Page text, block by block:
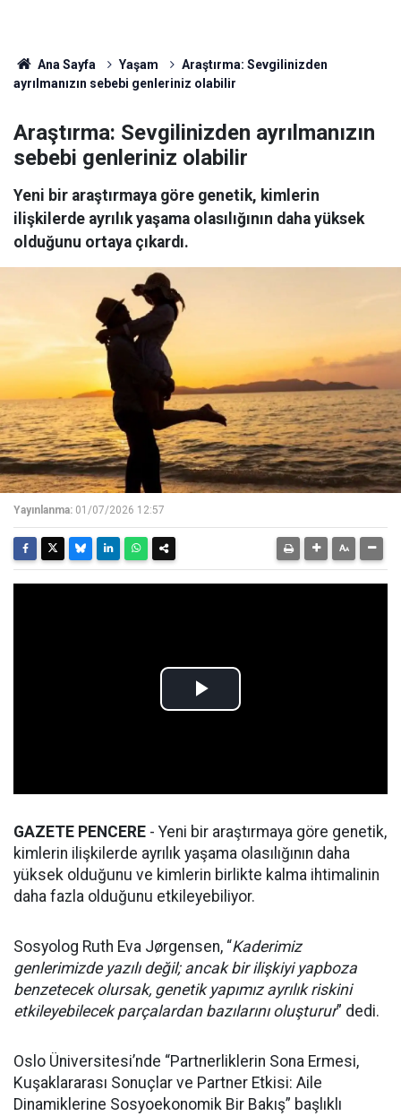
Ana Sayfa Yaşam
Araştırma: Sevgilinizden
ayrılmanızın sebebi genleriniz olabilir
Araştırma: Sevgilinizden ayrılmanızın
sebebi genleriniz olabilir
Yeni bir araştırmaya göre genetik, kimlerin
ilişkilerde ayrılık yaşama olasılığının daha yüksek
olduğunu ortaya çıkardı.
Yayınlanma: 01/07/2026 12:57
GAZETE PENCERE - Yeni bir araştırmaya göre genetik,
kimlerin ilişkilerde ayrılık yaşama olasılığının daha
yüksek olduğunu ve kimlerin birlikte kalma ihtimalinin
daha fazla olduğunu etkileyebiliyor.
Sosyolog Ruth Eva Jørgensen, “Kaderimiz
genlerimizde yazılı değil; ancak bir ilişkiyi yapboza
benzetecek olursak, genetik yapımız ayrılık riskini
etkileyebilecek parçalardan bazılarını oluşturur” dedi.
Oslo Üniversitesi’nde “Partnerliklerin Sona Ermesi,
Kuşaklararası Sonuçlar ve Partner Etkisi: Aile
Dinamiklerine Sosyoekonomik Bir Bakış” başlıklı